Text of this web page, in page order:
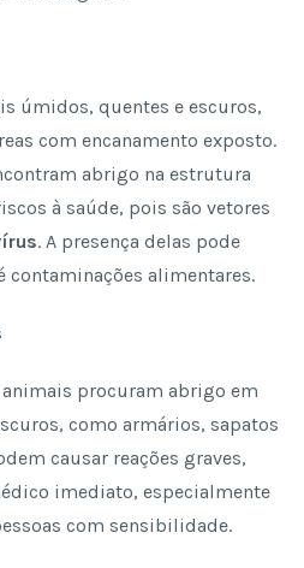
úmidos, quentes e escuros,
com encanamento exposto.
abrigo na estrutura
à saúde, pois são vetores
. A presença delas pode
contaminações alimentares.
animais procuram abrigo em
como armários, sapatos
causar reações graves,
imediato, especialmente
com sensibilidade.